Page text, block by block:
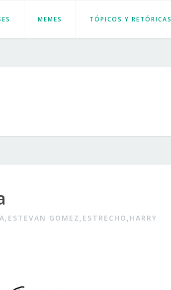
MEMES TÓPICOS Y RETÓRICAS
, ESTEVAN GOMEZ, ESTRECHO, HARRY